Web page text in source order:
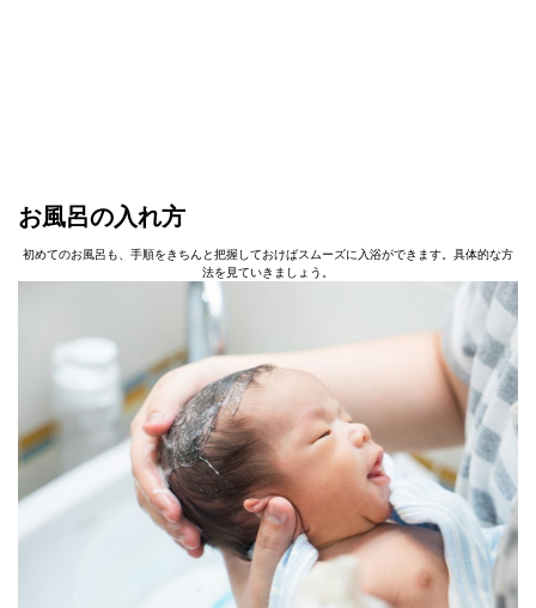
お風呂の入れ方
初めてのお風呂も、手順をきちんと把握しておけばスムーズに入浴ができます。具体的な方
法を見ていきましょう。